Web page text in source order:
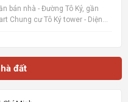
bán nhà - Đường Tô Ký, gần
Chung cư Tô Ký tower - Diện
đất